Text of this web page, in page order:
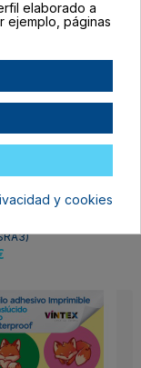
Blanco Brillo
elaborado a
ejemplo, páginas
y cookies